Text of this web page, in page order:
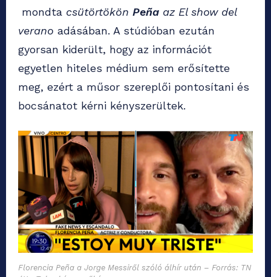
mondta csütörtökön Peña az El show del
verano adásában. A stúdióban ezután
gyorsan kiderült, hogy az információt
egyetlen hiteles médium sem erősítette
meg, ezért a műsor szereplői pontosítani és
bocsánatot kérni kényszerültek.
Florencia Peña a Jorge Messiről szóló álhír után – Forrás: TN